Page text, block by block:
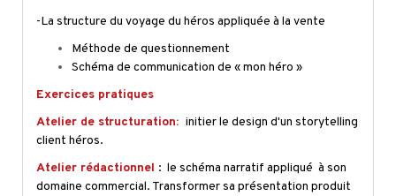
-La structure du voyage du héros appliquée à la vente
Méthode de questionnement
Schéma de communication de « mon héro »
Exercices pratiques
Atelier de structuration: initier le design d'un storytelling
client héros.
Atelier rédactionnel : le schéma narratif appliqué à son
domaine commercial. Transformer sa présentation produit